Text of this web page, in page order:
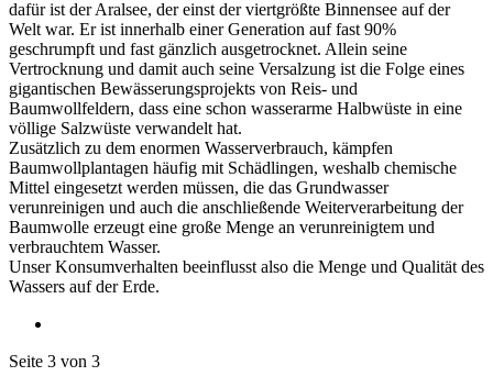
dafür ist der Aralsee, der einst der viertgrößte Binnensee auf der
Welt war. Er ist innerhalb einer Generation auf fast 90%
geschrumpft und fast gänzlich ausgetrocknet. Allein seine
Vertrocknung und damit auch seine Versalzung ist die Folge eines
gigantischen Bewässerungsprojekts von Reis- und
Baumwollfeldern, dass eine schon wasserarme Halbwüste in eine
völlige Salzwüste verwandelt hat.
Zusätzlich zu dem enormen Wasserverbrauch, kämpfen
Baumwollplantagen häufig mit Schädlingen, weshalb chemische
Mittel eingesetzt werden müssen, die das Grundwasser
verunreinigen und auch die anschließende Weiterverarbeitung der
Baumwolle erzeugt eine große Menge an verunreinigtem und
verbrauchtem Wasser.
Unser Konsumverhalten beeinflusst also die Menge und Qualität des
Wassers auf der Erde.
Seite 3 von 3